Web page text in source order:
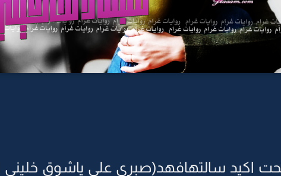
اكيد سالتهافهد(صبري على ياشوق